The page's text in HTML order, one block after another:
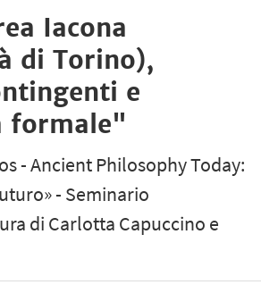
Iacona
di Torino),
e
formale"
- Ancient Philosophy Today:
- Seminario
di Carlotta Capuccino e